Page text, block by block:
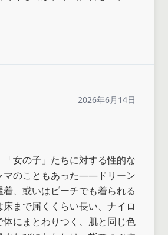
2026年6月14日
女の子」たちに対する性的な
マのこともあった――ドリーン
、或いはビーチでも着られる
まで届くくらい長い、ナイロ
にまとわりつく、肌と同じ色